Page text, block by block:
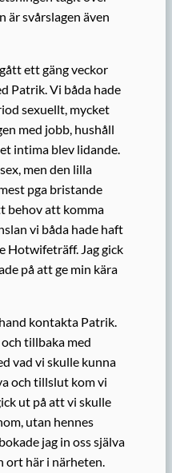
är svårslagen även
ett gäng veckor
Patrik. Vi båda hade
sexuellt, mycket
med jobb, hushåll
intima blev lidande.
men den lilla
pga bristande
behov att komma
vi båda hade haft
Hotwifeträff. Jag gick
på att ge min kära
kontakta Patrik.
tillbaka med
vad vi skulle kunna
och tillslut kom vi
ut på att vi skulle
utan hennes
jag in oss själva
ort här i närheten.